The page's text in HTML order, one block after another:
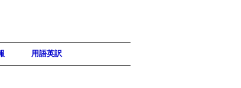
用語英訳